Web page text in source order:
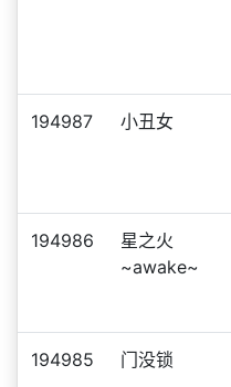
194987 小丑女
194986
星之火
~awake~
194985 门没锁